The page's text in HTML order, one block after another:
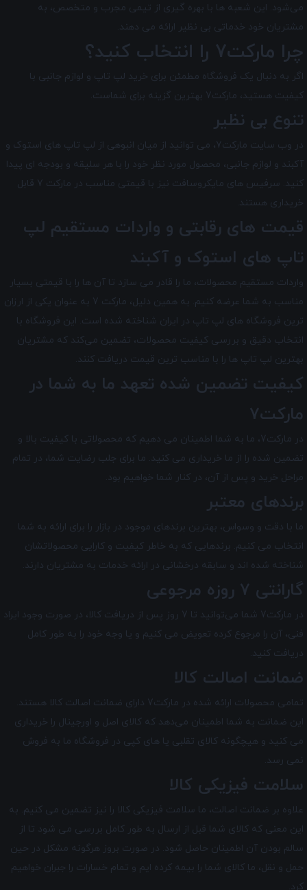
می‌شود. این شعبه ها با بهره گیری از تیمی مجرب و متخصص، به
مشتریان خود خدماتی بی نظیر ارائه می دهند.
چرا مارکت7 را انتخاب کنید؟
اگر به دنبال یک فروشگاه مطمئن برای خرید لپ تاپ و لوازم جانبی با
کیفیت هستید، مارکت7 بهترین گزینه برای شماست.
تنوع بی نظیر
در وب سایت مارکت7، می توانید از میان انبوهی از لپ تاپ های استوک و
آکبند و لوازم جانبی، محصول مورد نظر خود را با هر سلیقه و بودجه ای پیدا
کنید. سرفیس های مایکروسافت نیز با قیمتی مناسب در مارکت 7 قابل
خریداری هستند.
قیمت های رقابتی و واردات مستقیم لپ
تاپ های استوک و آکبند
واردات مستقیم محصولات، ما را قادر می سازد تا آن ها را با قیمتی بسیار
مناسب به شما عرضه کنیم. به همین دلیل، مارکت 7 به عنوان یکی از ارزان
ترین فروشگاه های لپ تاپ در ایران شناخته شده است. این فروشگاه با
انتخاب دقیق و بررسی کیفیت محصولات، تضمین می‌کند که مشتریان
بهترین لپ تاپ ها را با مناسب ترین قیمت دریافت کنند.
کیفیت تضمین شده تعهد ما به شما در
مارکت7
در مارکت7 ، ما به شما اطمینان می دهیم که محصولاتی با کیفیت بالا و
تضمین شده را از ما خریداری می کنید. ما برای جلب رضایت شما، در تمام
مراحل خرید و پس از آن، در کنار شما خواهیم بود.
برندهای معتبر
ما با دقت و وسواس، بهترین برندهای موجود در بازار را برای ارائه به شما
انتخاب می کنیم. برندهایی که به خاطر کیفیت و کارایی محصولاتشان
شناخته شده اند و سابقه درخشانی در ارائه خدمات به مشتریان دارند.
گارانتی 7 روزه مرجوعی
در مارکت7 شما می‌توانید تا 7 روز پس از دریافت کالا، در صورت وجود ایراد
فنی، آن را مرجوع کرده تعویض می کنیم و یا وجه خود را به طور کامل
دریافت کنید.
ضمانت اصالت کالا
تمامی محصولات ارائه شده در مارکت7
دارای ضمانت اصالت کالا هستند.
این ضمانت به شما اطمینان می‌دهد که کالای اصل و اورجینال را خریداری
می کنید و هیچگونه کالای تقلبی یا های کپی در فروشگاه ما به فروش
نمی رسد.
سلامت فیزیکی کالا
علاوه بر ضمانت اصالت، ما سلامت فیزیکی کالا را نیز تضمین می‌ کنیم. به
این معنی که کالای شما قبل از ارسال به طور کامل بررسی می شود تا از
سالم بودن آن اطمینان حاصل شود. در صورت بروز هرگونه مشکل در حین
حمل و نقل، ما کالای شما را بیمه کرده ایم و تمام خسارات را جبران خواهیم
کرد.